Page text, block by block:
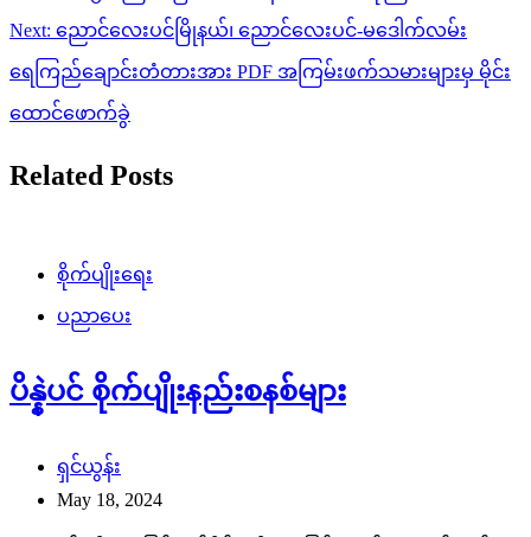
navigation
Next: ညောင်လေးပင်မြိုနယ်၊ ညောင်လေးပင်-မဒေါက်လမ်း
ရေကြည်ချောင်းတံတားအား PDF အကြမ်းဖက်သမားများမှ မိုင်း
ထောင်ဖောက်ခွဲ
Related Posts
စိုက်ပျိုးရေး
ပညာပေး
ပိန္နဲပင် စိုက်ပျိုးနည်းစနစ်များ
ရှင်ယွန်း
May 18, 2024